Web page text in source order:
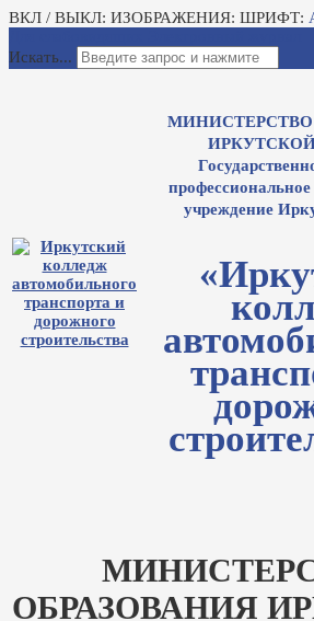
ВКЛ / ВЫКЛ: ИЗОБРАЖЕНИЯ: ШРИФТ:
Искать...
МИНИСТЕРСТВО
профессиональное
учреждение
ОБРАЗОВАНИЯ